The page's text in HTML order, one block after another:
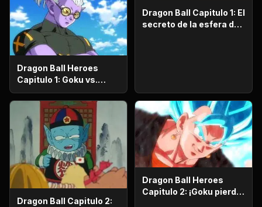
Dragon Ball Heroes
Capitulo 1: Goku vs.
Goku. Inicia una
apasionante batalla en
la prisión planetaria!
Dragon Ball Capitulo 1: El
secreto de la esfera del
Dragon Ball Capitulo 2:
Dragon Ball Heroes
Capitulo 2: ¡Goku pierde